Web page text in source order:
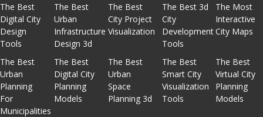
The Best
Digital City
Design
Tools
The Best
Urban
Infrastructure
Design 3d
The Best
City Project
Visualization
The Best 3d
City
Development
Tools
The Most
Interactive
City Maps
The Best
Urban
Planning
For
Municipalities
The Best
Digital City
Planning
Models
The Best
Urban
Space
Planning 3d
The Best
Smart City
Visualization
Tools
The Best
Virtual City
Planning
Models